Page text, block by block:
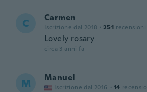
C Carmen
Iscrizione dal 2018 · 251 recensioni
Lovely rosary
circa 3 anni fa
M Manuel
Iscrizione dal 2016 · 14